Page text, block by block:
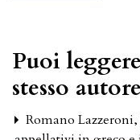
Puoi
stesso
Romano Lazzeroni,